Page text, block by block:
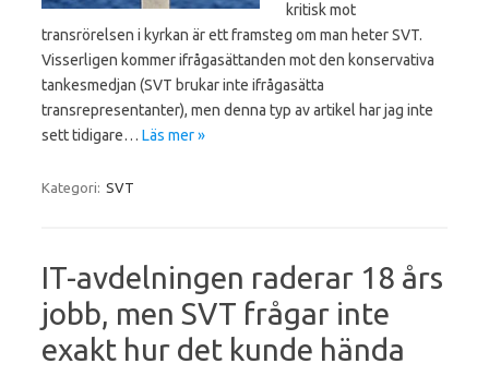
kritisk mot
transrörelsen i kyrkan är ett framsteg om man heter SVT.
Visserligen kommer ifrågasättanden mot den konservativa
tankesmedjan (SVT brukar inte ifrågasätta
transrepresentanter), men denna typ av artikel har jag inte
sett tidigare… Läs mer »
Kategori: SVT
IT-avdelningen raderar 18 års
jobb, men SVT frågar inte
exakt hur det kunde hända